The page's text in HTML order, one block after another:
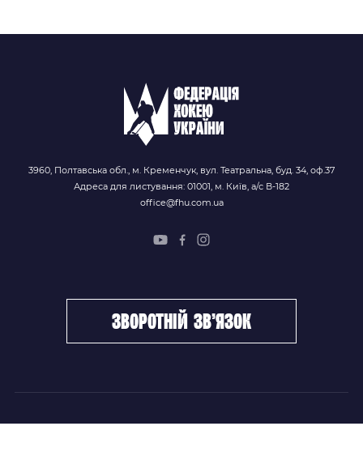
3960, Полтавська обл., м. Кременчук, вул. Театральна, буд. 34, оф.37
Адреса для листування: 01001, м. Київ, а/с В-182
office@fhu.com.ua
зворотній зв’язок